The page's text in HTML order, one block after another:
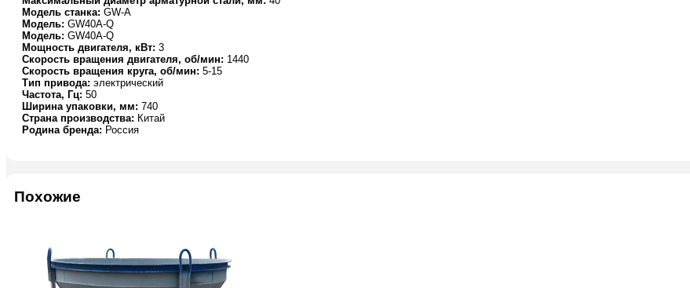
Модель станка: GW-A
Модель: GW40A-Q
Модель: GW40A-Q
Мощность двигателя, кВт: 3
Скорость вращения двигателя, об/мин: 1440
Скорость вращения круга, об/мин: 5-15
Тип привода: электрический
Частота, Гц: 50
Ширина упаковки, мм: 740
Страна производства: Китай
Родина бренда: Россия
Похожие